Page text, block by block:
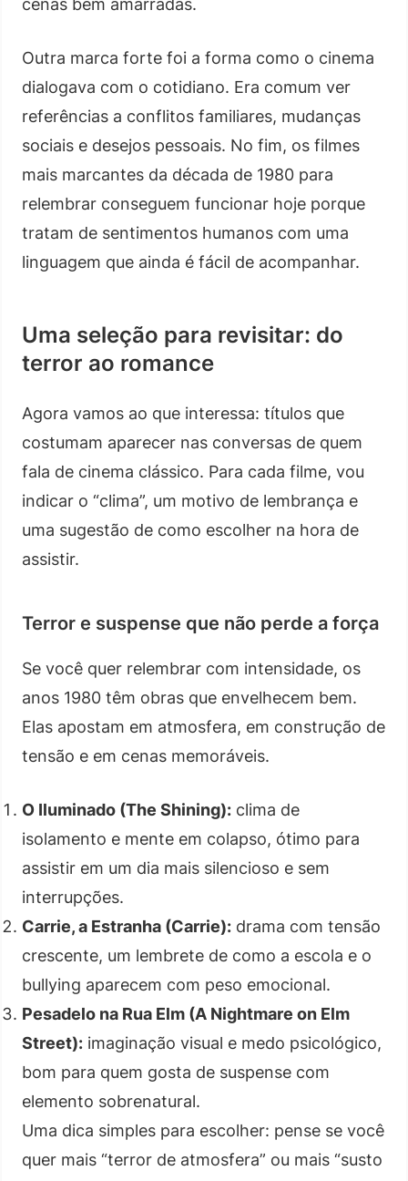
cenas bem amarradas.
Outra marca forte foi a forma como o cinema
dialogava com o cotidiano. Era comum ver
referências a conflitos familiares, mudanças
sociais e desejos pessoais. No fim, os filmes
mais marcantes da década de 1980 para
relembrar conseguem funcionar hoje porque
tratam de sentimentos humanos com uma
linguagem que ainda é fácil de acompanhar.
Uma seleção para revisitar: do
terror ao romance
Agora vamos ao que interessa: títulos que
costumam aparecer nas conversas de quem
fala de cinema clássico. Para cada filme, vou
indicar o “clima”, um motivo de lembrança e
uma sugestão de como escolher na hora de
assistir.
Terror e suspense que não perde a força
Se você quer relembrar com intensidade, os
anos 1980 têm obras que envelhecem bem.
Elas apostam em atmosfera, em construção de
tensão e em cenas memoráveis.
O Iluminado (The Shining): clima de
isolamento e mente em colapso, ótimo para
assistir em um dia mais silencioso e sem
interrupções.
Carrie, a Estranha (Carrie): drama com tensão
crescente, um lembrete de como a escola e o
bullying aparecem com peso emocional.
Pesadelo na Rua Elm (A Nightmare on Elm
Street): imaginação visual e medo psicológico,
bom para quem gosta de suspense com
elemento sobrenatural.
Uma dica simples para escolher: pense se você
quer mais “terror de atmosfera” ou mais “susto